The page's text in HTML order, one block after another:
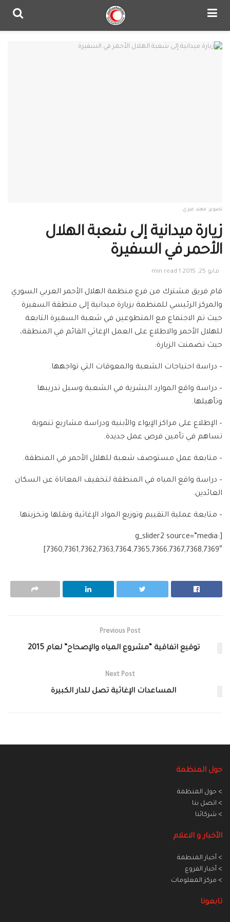
تصوير: مهند ميري
زيارة ميدانية إلى شعبة الهلال
الأحمر في السفيرة
مايو 25, 2015 1 min read
قام فريق مشترك من فرع منظمة الهلال الأحمر العربي السوري
والمركز الرئيسي للمنظمة بزيارة ميدانية إلى منطقة السفيرة
حيث تم الاجتماع مع المتطوعين في شعبة السفيرة التابعة
للهلال الأحمر والاطلاع على العمل الإغاثي القائم في المنطقة،
حيث تضمنت الزيارة:
– دراسة احتياجات الشعبة والمعوقات التي تواجهها.
– دراسة واقع الموارد البشرية في الشعبة وسبل تدريبها
وتأهيلها.
– الإطلاع على مراكز الإيواء والأبنية ودراسة مشاريع تنموية
تساهم في تأمين فرص عمل جديدة.
– متابعة عمل مستوصف شعبة للهلال الأحمر في المنطقة.
– دراسة واقع المياه في المنطقة لتخفيف المعاناة عن السكان
العائدين.
– متابعة عملية التقييم وتوزيع المواد الإغاثية ونقلها وتخزينها.
[g_slider2 source=”media:
7360,7361,7362,7363,7364,7365,7366,7367,7368,7369″]
Previous Post
توقيع اتفاقية “مشروع المياه والإصحاح” لعام 2015
Next Post
المساعدات الإغاثية تصل للدار الكبيرة
حول المنظمة
> حول المنظمة
> اتصل بنا
> شركائنا
الأخبار و الاعلام
> أخبار المنطمة
> أخبار الفروع
> مركز المعلومات
تابعونا